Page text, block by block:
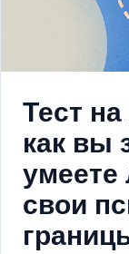
Для
Тест
как вы
умеете
свои